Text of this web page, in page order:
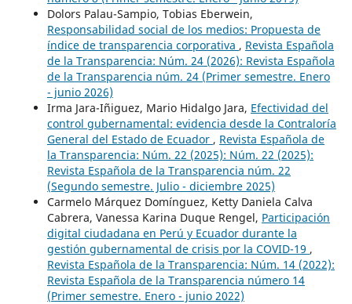
Dolors Palau-Sampio, Tobias Eberwein,
Responsabilidad social de los medios: Propuesta de
índice de transparencia corporativa , Revista Española
de la Transparencia: Núm. 24 (2026): Revista Española
de la Transparencia núm. 24 (Primer semestre. Enero
- junio 2026)
Irma Jara-Iñiguez, Mario Hidalgo Jara, Efectividad del
control gubernamental: evidencia desde la Contraloría
General del Estado de Ecuador , Revista Española de
la Transparencia: Núm. 22 (2025): Núm. 22 (2025):
Revista Española de la Transparencia núm. 22
(Segundo semestre. Julio - diciembre 2025)
Carmelo Márquez Domínguez, Ketty Daniela Calva
Cabrera, Vanessa Karina Duque Rengel, Participación
digital ciudadana en Perú y Ecuador durante la
gestión gubernamental de crisis por la COVID-19 ,
Revista Española de la Transparencia: Núm. 14 (2022):
Revista Española de la Transparencia número 14
(Primer semestre. Enero - junio 2022)